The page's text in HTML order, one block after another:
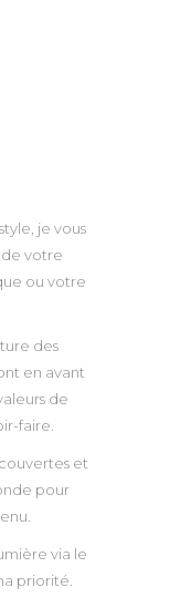
je vous
votre
ou votre
des
en avant
de
faire.
et
pour
via le
priorité.